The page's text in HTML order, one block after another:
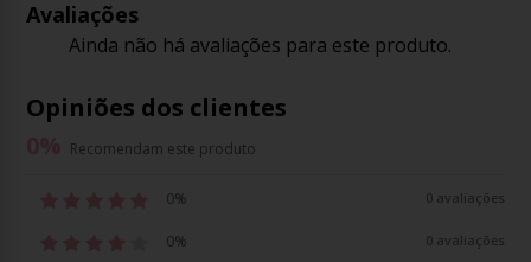
Avaliações
Ainda não há avaliações para este produto.
Opiniões dos clientes
Recomendam este produto
0% 0 avaliações
0% 0 avaliações